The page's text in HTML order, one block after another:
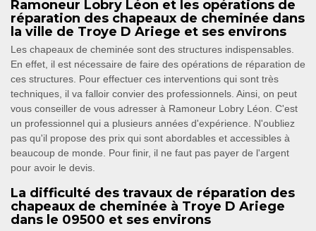
Ramoneur Lobry Léon et les opérations de
réparation des chapeaux de cheminée dans
la ville de Troye D Ariege et ses environs
Les chapeaux de cheminée sont des structures indispensables.
En effet, il est nécessaire de faire des opérations de réparation de
ces structures. Pour effectuer ces interventions qui sont très
techniques, il va falloir convier des professionnels. Ainsi, on peut
vous conseiller de vous adresser à Ramoneur Lobry Léon. C'est
un professionnel qui a plusieurs années d'expérience. N'oubliez
pas qu'il propose des prix qui sont abordables et accessibles à
beaucoup de monde. Pour finir, il ne faut pas payer de l'argent
pour avoir le devis.
La difficulté des travaux de réparation des
chapeaux de cheminée à Troye D Ariege
dans le 09500 et ses environs